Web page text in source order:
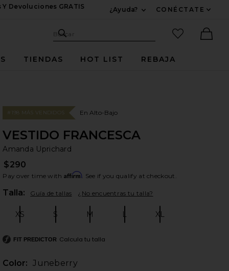
Y Devoluciones GRATIS
¿Ayuda?
CONÉCTATE
Sitio de búsqueda
Buscar
artículos
TIENDAS HOT LIST REBAJA
#198 MÁS VENDIDOS En Alto-Bajo
VESTIDO FRANCESCA
Amanda Uprichard
$290
Pay over time with Affirm. See if you qualify at checkout.
Talla: Guía de tallas ¿No encuentras tu talla?
XS S M L XL
FIT PREDICTOR Calcula tu talla
Color: Juneberry